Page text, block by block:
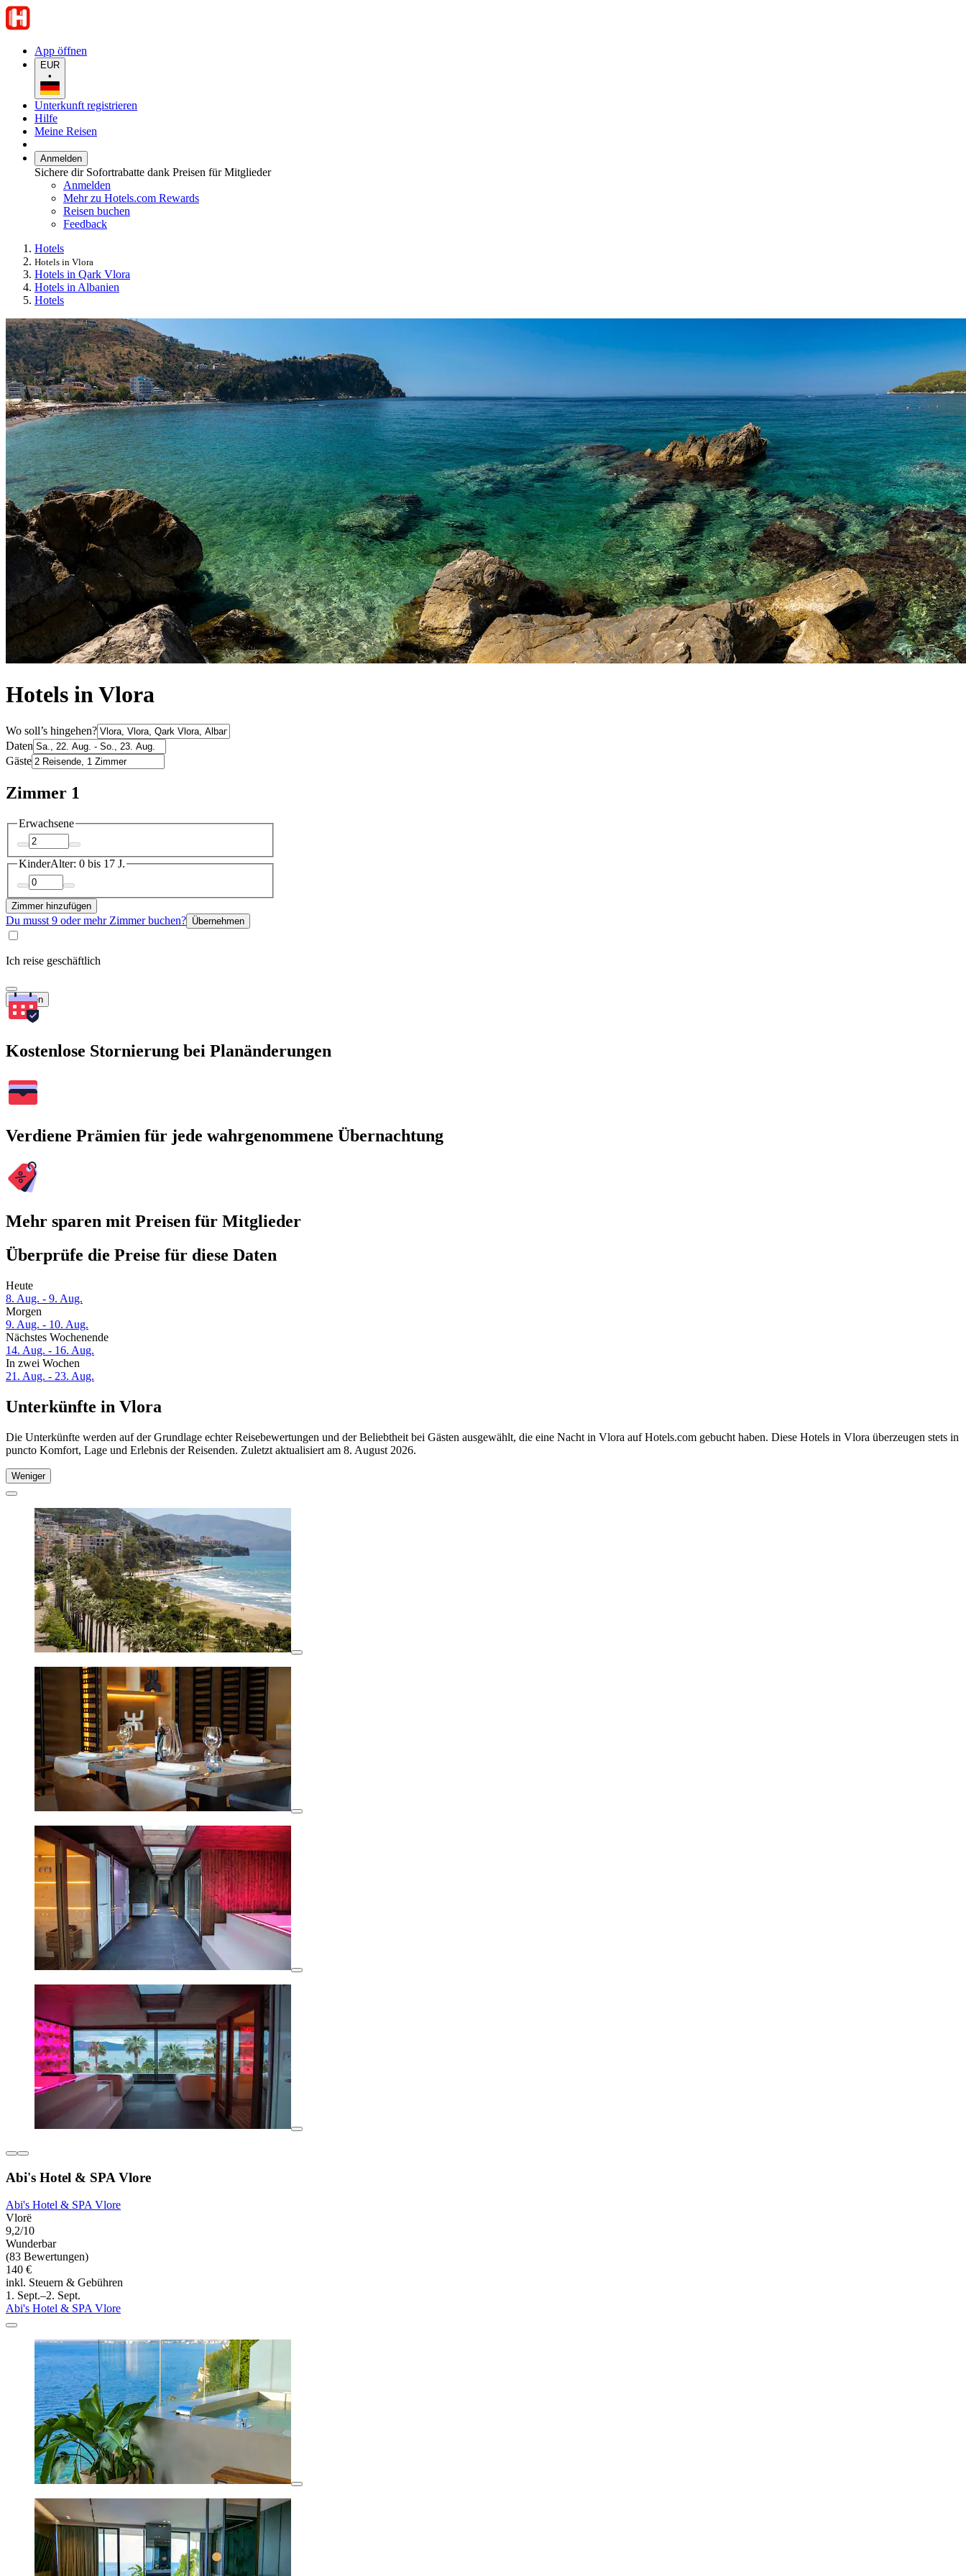
App öffnen
EUR
•
Unterkunft registrieren
Hilfe
Meine Reisen
Anmelden
Sichere dir Sofortrabatte dank Preisen für Mitglieder
Anmelden
Mehr zu Hotels.com Rewards
Reisen buchen
Feedback
Hotels
Hotels in Vlora
Hotels in Qark Vlora
Hotels in Albanien
Hotels
Hotels in Vlora
Wo soll’s hingehen?
Daten
Gäste
Zimmer 1
Erwachsene
KinderAlter: 0 bis 17 J.
Zimmer hinzufügen
Du musst 9 oder mehr Zimmer buchen? Übernehmen
Ich reise geschäftlich
Suchen
Kostenlose Stornierung bei Planänderungen
Verdiene Prämien für jede wahrgenommene Übernachtung
Mehr sparen mit Preisen für Mitglieder
Überprüfe die Preise für diese Daten
Heute
8. Aug. - 9. Aug.
Morgen
9. Aug. - 10. Aug.
Nächstes Wochenende
14. Aug. - 16. Aug.
In zwei Wochen
21. Aug. - 23. Aug.
Unterkünfte in Vlora
Die Unterkünfte werden auf der Grundlage echter Reisebewertungen und der Beliebtheit bei Gästen ausgewählt, die eine Nacht in Vlora auf Hotels.com gebucht haben. Diese Hotels in Vlora überzeugen stets in
puncto Komfort, Lage und Erlebnis der Reisenden. Zuletzt aktualisiert am 8. August 2026.
Weniger
Abi's Hotel & SPA Vlore
Abi's Hotel & SPA Vlore
Vlorë
9,2/10
Wunderbar
(83 Bewertungen)
140 €
inkl. Steuern & Gebühren
1. Sept.–2. Sept.
Abi's Hotel & SPA Vlore